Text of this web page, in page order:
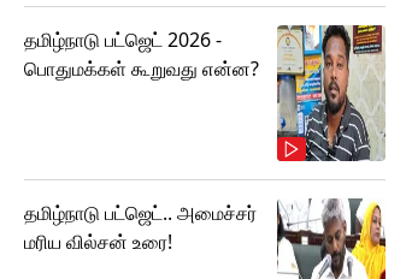
தமிழ்நாடு பட்ஜெட் 2026 -
பொதுமக்கள் கூறுவது என்ன?
தமிழ்நாடு பட்ஜெட்.. அமைச்சர்
மரிய வில்சன் உரை!